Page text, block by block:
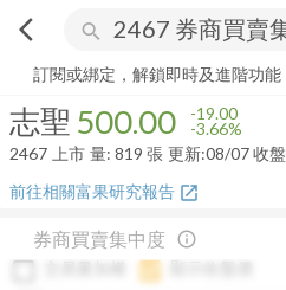
arrow_back_ios search
志聖 500.00 -3.66%
訂閱或綁定，解鎖即時及進階功能
志聖 500.00 -19.00
-3.66%
2467 上市 量: 819 張 更新:08/07 收盤
前往相關富果研究報告 open_in_new
券商買賣集中度 info_outline